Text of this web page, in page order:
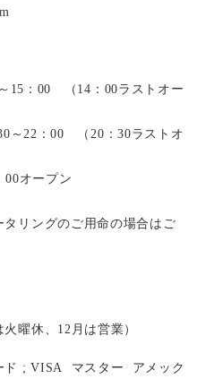
15：00 （14：00ラストオー
～22：00 （20：30ラストオ
オープン
リングのご用命の場合はご
火曜休、12月は営業）
ド ; VISA マスター
アメック